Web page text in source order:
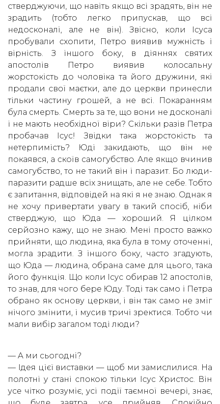
стверджуючи, що навіть якщо всі зрадять, він не
зрадить (тобто легко припускав, що всі
недосконалі, але не він). Звісно, коли Ісуса
пробували схопити, Петро виявив мужність і
вірність. З іншого боку, в діяннях святих
апостолів Петро виявив колосальну
жорстокість до чоловіка та його дружини, які
продали свої маєтки, але до церкви принесли
тільки частину грошей, а не всі. Покаранням
була смерть. Смерть за те, що вони не досконалі
і не мають необхідної віри? Скільки разів Петра
пробачав Ісус! Звідки така жорстокість та
нетерпимість? Юді закидають, що він не
покаявся, а скоїв самогубство. Але якщо вчинив
самогубство, то не такий він і паразит. Бо люди-
паразити радше всіх знищать, але не себе. Тобто
є запитання, відповідей на які я не знаю. Однак я
не хочу привертати увагу в такий спосіб, ніби
стверджую, що Юда — хороший. Я цілком
серйозно кажу, що не знаю. Мені просто важко
прийняти, що людина, яка була в тому оточенні,
могла зрадити. З іншого боку, часто згадують,
що Юда — людина, обрана саме для цього, така
його функція. Що коли Ісус обирав 12 апостолів,
то знав, для чого бере Юду. Тоді так само і Петра
обрано як основу церкви, і він так само не зміг
нічого змінити, і мусив тричі зректися. Тобто чи
мали вибір загалом тоді люди?
— А ми сьогодні?
— Ідея цієї виставки — щоб ми замислилися. На
полотні у стані спокою тільки Ісус Христос. Він
усе чітко розуміє, усі події таємної вечері, знає,